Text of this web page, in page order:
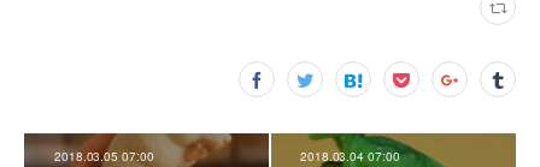
2018.03.05 07:00 2018.03.04 07:00